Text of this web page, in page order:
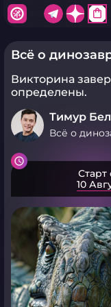
shopping_bag
Всё о
Викторина
определены.
Тимур
Всё о
10